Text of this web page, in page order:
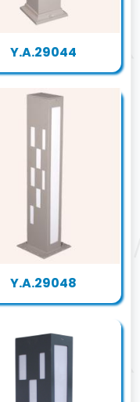
Y.A.29044
Y.A.29048